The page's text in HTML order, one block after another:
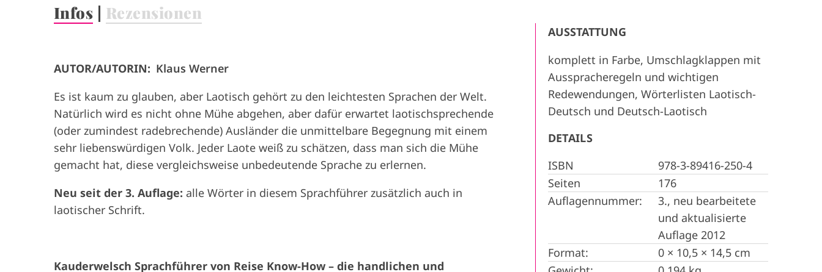
n
n
Infos | Rezensionen
AUTOR/AUTORIN: Klaus Werner
Es ist kaum zu glauben, aber Laotisch gehört zu den leichtesten Sprachen der Welt.
Natürlich wird es nicht ohne Mühe abgehen, aber dafür erwartet laotischsprechende
(oder zumindest radebrechende) Ausländer die unmittelbare Begegnung mit einem
sehr liebenswürdigen Volk. Jeder Laote weiß zu schätzen, dass man sich die Mühe
gemacht hat, diese vergleichsweise unbedeutende Sprache zu erlernen.
Neu seit der 3. Auflage: alle Wörter in diesem Sprachführer zusätzlich auch in
laotischer Schrift.
Kauderwelsch Sprachführer von Reise Know-How – die handlichen und
AUSSTATTUNG
komplett in Farbe, Umschlagklappen mit
Ausspracheregeln und wichtigen
Redewendungen, Wörterlisten Laotisch-
Deutsch und Deutsch-Laotisch
DETAILS
ISBN
978-3-89416-250-4
Seiten
176
Auflagennummer:
3., neu bearbeitete
und aktualisierte
Auflage 2012
Format:
0 × 10,5 × 14,5 cm